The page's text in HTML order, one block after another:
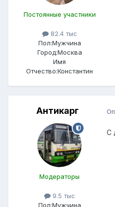
Постоянные участники
82.4 тыс
Пол:Мужчина
Город:Москва
Имя
Отчество:Константин
Антикарг
Модераторы
9.5 тыс
Пол:Мужчина
С